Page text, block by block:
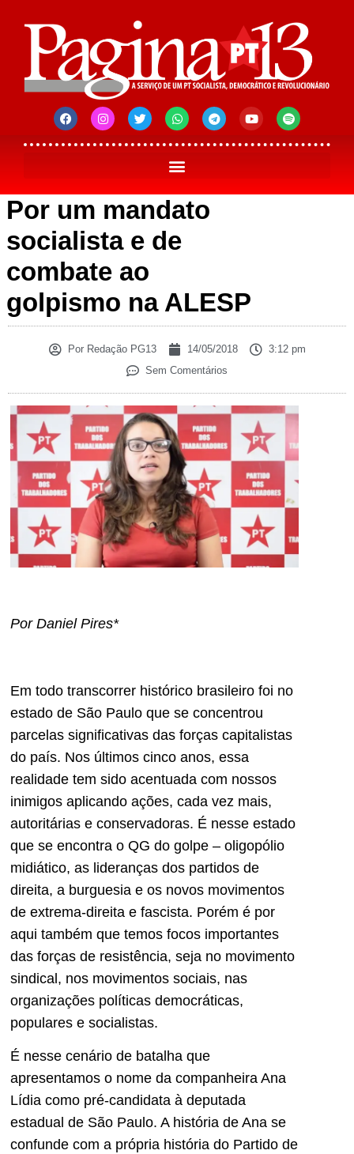
Por um mandato
socialista e de
combate ao
golpismo na ALESP
PorRedação PG13 14/05/2018
3:12 pm
Sem Comentários
Por Daniel Pires*
Em todo transcorrer histórico brasileiro foi no
estado de São Paulo que se concentrou
parcelas significativas das forças capitalistas
do país. Nos últimos cinco anos, essa
realidade tem sido acentuada com nossos
inimigos aplicando ações, cada vez mais,
autoritárias e conservadoras. É nesse estado
que se encontra o QG do golpe – oligopólio
midiático, as lideranças dos partidos de
direita, a burguesia e os novos movimentos
de extrema-direita e fascista. Porém é por
aqui também que temos focos importantes
das forças de resistência, seja no movimento
sindical, nos movimentos sociais, nas
organizações políticas democráticas,
populares e socialistas.
É nesse cenário de batalha que
apresentamos o nome da companheira Ana
Lídia como pré-candidata à deputada
estadual de São Paulo. A história de Ana se
confunde com a própria história do Partido de